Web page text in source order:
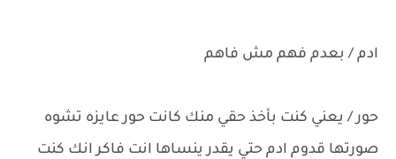
ادم / بعدم فهم مش فاهم
حور / يعني كنت بأخذ حقي منك كانت حور عايزه تشوه
صورتها قدوم ادم حتي يقدر ينساها انت فاكر انك كنت